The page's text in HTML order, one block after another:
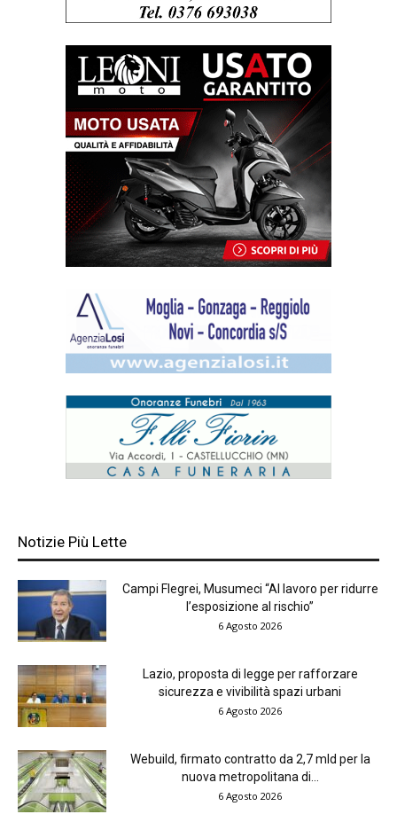
Notizie Più Lette
Campi Flegrei, Musumeci “Al lavoro per ridurre
l’esposizione al rischio”
6 Agosto 2026
Lazio, proposta di legge per rafforzare
sicurezza e vivibilità spazi urbani
6 Agosto 2026
Webuild, firmato contratto da 2,7 mld per la
nuova metropolitana di...
6 Agosto 2026